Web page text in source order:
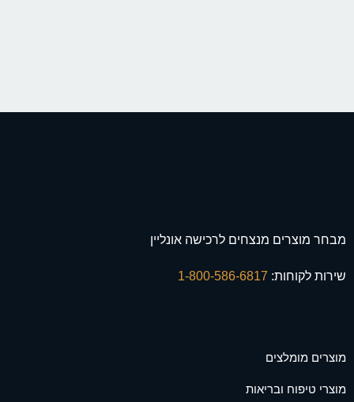
מבחר מוצרים מנצחים לרכישה אונליין
שירות לקוחות:
מוצרים מומלצים
מוצרי טיפוח ובריאות